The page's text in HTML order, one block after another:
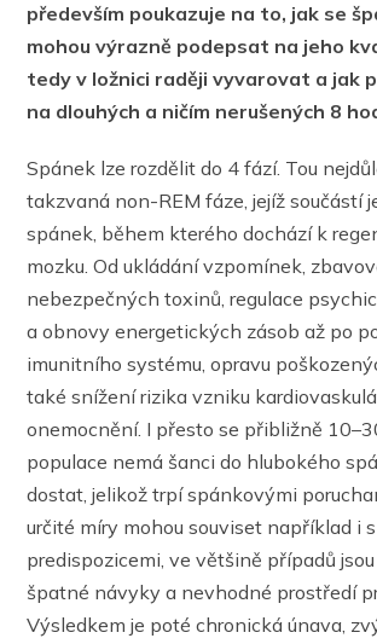
především poukazuje na to, jak se
mohou výrazně podepsat na jeho
tedy v ložnici raději vyvarovat a jak
na dlouhých a ničím nerušených 8
Spánek lze rozdělit do 4 fází. Tou
takzvaná non-REM fáze, jejíž součástí
spánek, během kterého dochází k
mozku. Od ukládání vzpomínek,
nebezpečných toxinů, regulace
a obnovy energetických zásob až po
imunitního systému, opravu
také snížení rizika vzniku
onemocnění. I přesto se přibližně
populace nemá šanci do hlubokého
dostat, jelikož trpí spánkovými
určité míry mohou souviset například i
predispozicemi, ve většině případů
špatné návyky a nevhodné prostředí
Výsledkem je poté chronická únava,